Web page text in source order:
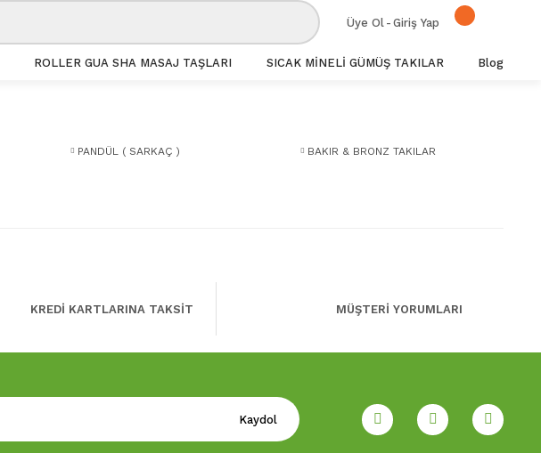
Üye Ol - Giriş Yap
ROLLER GUA SHA MASAJ TAŞLARI SICAK MİNELİ GÜMÜŞ TAKILAR Blog
PANDÜL ( SARKAÇ ) BAKIR & BRONZ TAKILAR
KREDİ KARTLARINA TAKSİT MÜŞTERİ YORUMLARI
Kaydol